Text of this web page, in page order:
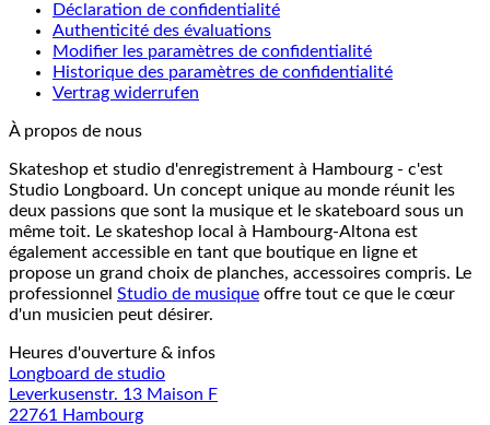
Déclaration de confidentialité
Authenticité des évaluations
Modifier les paramètres de confidentialité
Historique des paramètres de confidentialité
Vertrag widerrufen
À propos de nous
Skateshop et studio d'enregistrement à Hambourg - c'est
Studio Longboard. Un concept unique au monde réunit les
deux passions que sont la musique et le skateboard sous un
même toit. Le skateshop local à Hambourg-Altona est
également accessible en tant que boutique en ligne et
propose un grand choix de planches, accessoires compris. Le
professionnel Studio de musique offre tout ce que le cœur
d'un musicien peut désirer.
Heures d'ouverture & infos
Longboard de studio
Leverkusenstr. 13 Maison F
22761 Hambourg